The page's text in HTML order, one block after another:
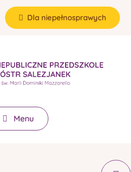
Dla niepełnosprawych
Menu